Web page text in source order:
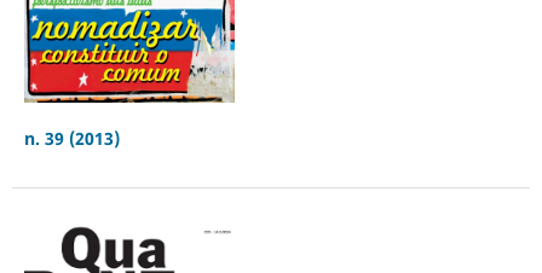
n. 39 (2013)